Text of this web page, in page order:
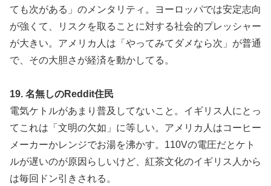
ても次がある」のメンタリティ。ヨーロッパでは安定志向
が強くて、リスクを取ることに対する社会的プレッシャー
が大きい。アメリカ人は「やってみてダメなら次」が普通
で、その大胆さが経済を動かしてる。
19. 名無しのReddit住民
電気ケトルがあまり普及してないこと。イギリス人にとっ
てこれは「文明の欠如」に等しい。アメリカ人はコーヒー
メーカーかレンジでお湯を沸かす。110Vの電圧だとケト
ルが遅いのが原因らしいけど、紅茶文化のイギリス人から
は毎回ドン引きされる。